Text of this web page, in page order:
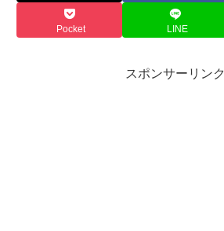
Pocket LINE
スポンサーリンク